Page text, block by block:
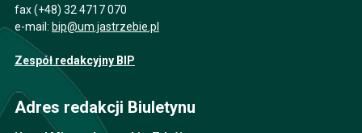
fax (+48) 32 4717 070
e-mail: bip@um.jastrzebie.pl
Zespół redakcyjny BIP
Adres redakcji Biuletynu